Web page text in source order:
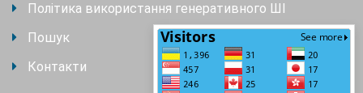
Політика використання генеративного ШІ
Пошук
Контакти